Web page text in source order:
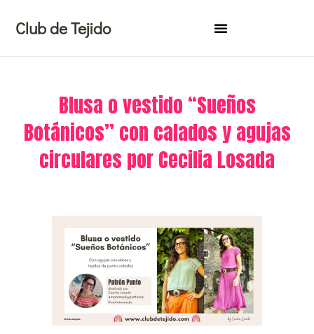
contenido
Club de Tejido
Blusa o vestido “Sueños
Botánicos” con calados y agujas
circulares por Cecilia Losada